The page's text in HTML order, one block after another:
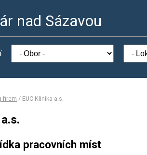
nad Sázavou
firem / EUC Klinika a.s.
pracovních míst